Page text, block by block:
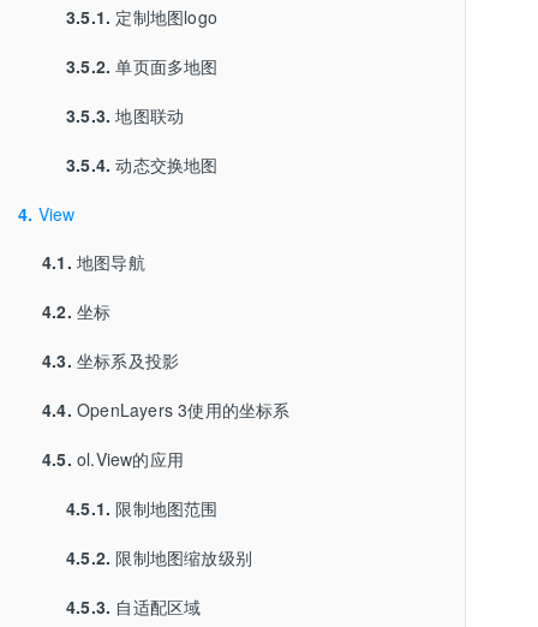
3.5.1. 定制地图logo
3.5.2. 单页面多地图
3.5.3. 地图联动
3.5.4. 动态交换地图
4. View
4.1. 地图导航
4.2. 坐标
4.3. 坐标系及投影
4.4. OpenLayers 3使用的坐标系
4.5. ol.View的应用
4.5.1. 限制地图范围
4.5.2. 限制地图缩放级别
4.5.3. 自适配区域